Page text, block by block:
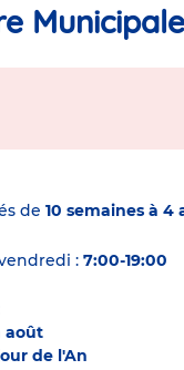
de 10 semaines à 4
: 7:00-19:00
août
de l'An